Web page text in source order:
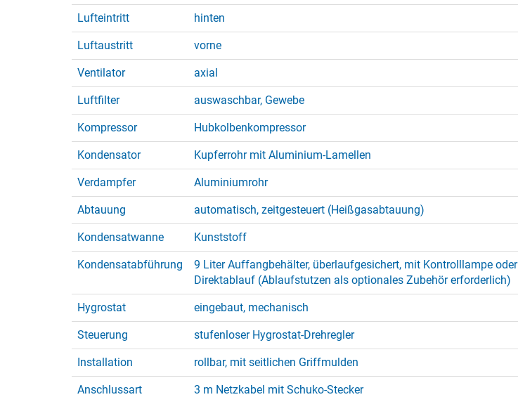
Lufteintritt hinten
Luftaustritt vorne
Ventilator axial
Luftfilter auswaschbar, Gewebe
Kompressor Hubkolbenkompressor
Kondensator Kupferrohr mit Aluminium-Lamellen
Verdampfer Aluminiumrohr
Abtauung automatisch, zeitgesteuert (Heißgasabtauung)
Kondensatwanne Kunststoff
Kondensatabführung
9 Liter Auffangbehälter, überlaufgesichert, mit Kontrolllampe oder
Direktablauf (Ablaufstutzen als optionales Zubehör erforderlich)
Hygrostat eingebaut, mechanisch
Steuerung stufenloser Hygrostat-Drehregler
Installation rollbar, mit seitlichen Griffmulden
Anschlussart 3 m Netzkabel mit Schuko-Stecker